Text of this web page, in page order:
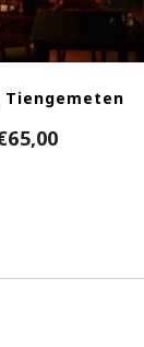
Tiengemeten
65,00